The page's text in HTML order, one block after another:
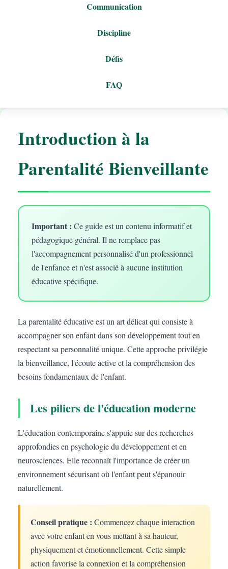
Communication
Discipline
Défis
FAQ
Introduction à la
Parentalité Bienveillante
Important : Ce guide est un contenu informatif et
pédagogique général. Il ne remplace pas
l'accompagnement personnalisé d'un professionnel
de l'enfance et n'est associé à aucune institution
éducative spécifique.
La parentalité éducative est un art délicat qui consiste à
accompagner son enfant dans son développement tout en
respectant sa personnalité unique. Cette approche privilégie
la bienveillance, l'écoute active et la compréhension des
besoins fondamentaux de l'enfant.
Les piliers de l'éducation moderne
L'éducation contemporaine s'appuie sur des recherches
approfondies en psychologie du développement et en
neurosciences. Elle reconnaît l'importance de créer un
environnement sécurisant où l'enfant peut s'épanouir
naturellement.
Conseil pratique : Commencez chaque interaction
avec votre enfant en vous mettant à sa hauteur,
physiquement et émotionnellement. Cette simple
action favorise la connexion et la compréhension